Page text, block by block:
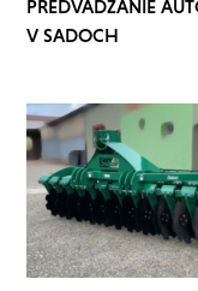
PREDVÁDZANIE
V SADOCH